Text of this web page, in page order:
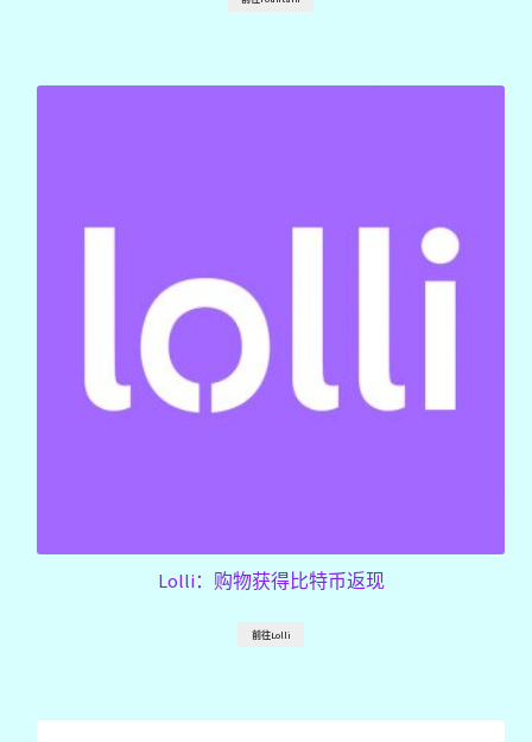
Lolli：购物获得比特币返现
前往Lolli